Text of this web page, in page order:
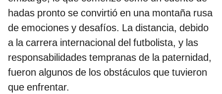
hadas pronto se convirtió en una montaña rusa
de emociones y desafíos. La distancia, debido
a la carrera internacional del futbolista, y las
responsabilidades tempranas de la paternidad,
fueron algunos de los obstáculos que tuvieron
que enfrentar.